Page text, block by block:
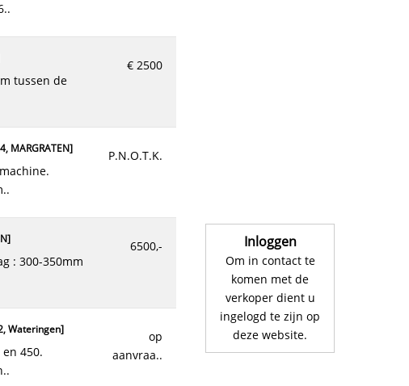
Numansdorp
€ 2500
P.N.O.T.K.
MARGRATEN]
6500,-
]
op
aanvraa..
Wateringen]
Inloggen
Om in contact te
komen met de
verkoper dient u
ingelogd te zijn op
deze website.